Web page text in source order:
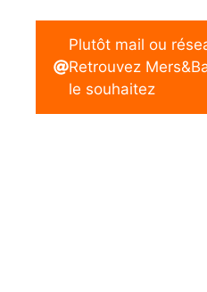
Plutôt mail ou
Retrouvez
le souhaitez